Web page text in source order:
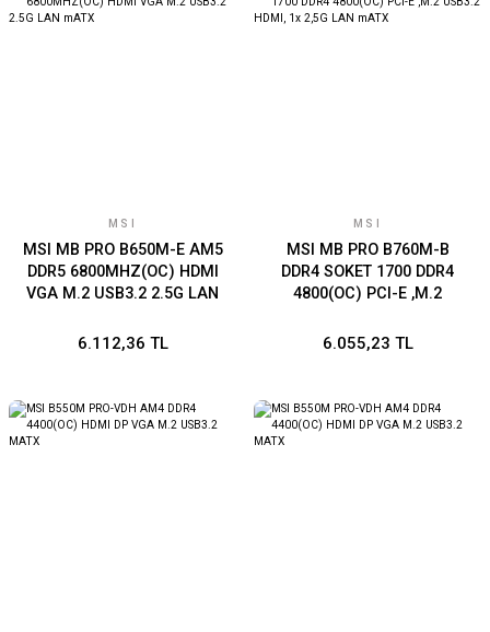
MSI
MSI MB PRO B650M-E AM5
DDR5 6800MHZ(OC) HDMI
VGA M.2 USB3.2 2.5G LAN
6.112,36 TL
MSI
MSI MB PRO B760M-B
DDR4 SOKET 1700 DDR4
4800(OC) PCI-E ,M.2
mATX
6.055,23 TL